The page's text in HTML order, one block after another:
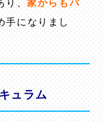
り、家からもバ
手になりまし
ュラム